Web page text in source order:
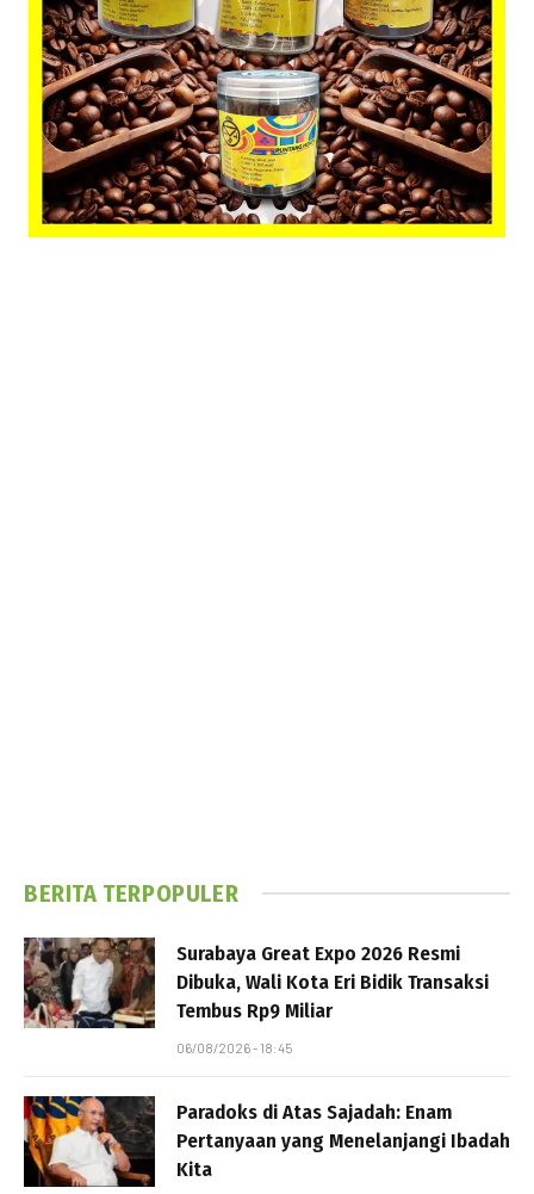
BERITA TERPOPULER
Surabaya Great Expo 2026 Resmi
Dibuka, Wali Kota Eri Bidik Transaksi
Tembus Rp9 Miliar
06/08/2026 - 18:45
Paradoks di Atas Sajadah: Enam
Pertanyaan yang Menelanjangi Ibadah
Kita